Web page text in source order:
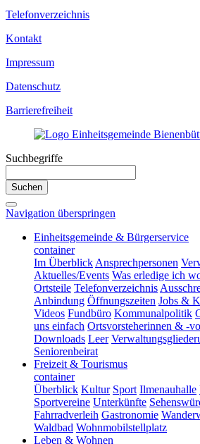
Telefonverzeichnis
Kontakt
Impressum
Datenschutz
Barrierefreiheit
Suchbegriffe
Suchen
Navigation überspringen
Einheitsgemeinde & Bürgerservice
container
Im Überblick Ansprechpersonen
Aktuelles/Events Was erledige ich
Ortsteile Telefonverzeichnis
Anbindung Öffnungszeiten Jobs &
Videos Fundbüro Kommunalpolitik
uns einfach Ortsvorsteherinnen & -
Downloads Leer
Seniorenbeirat
Freizeit & Tourismus
container
Überblick Kultur Sport Ilmenauhalle
Sportvereine Unterkünfte
Fahrradverleih Gastronomie
Waldbad Wohnmobilstellplatz
Leben & Wohnen